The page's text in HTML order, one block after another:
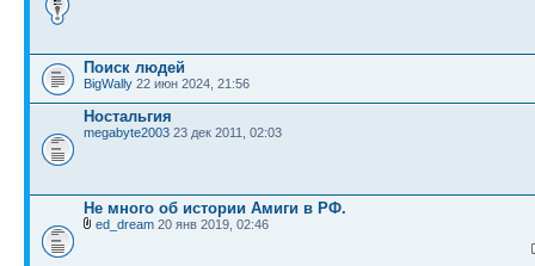
Поиск людей
BigWally 22 июн 2024, 21:56
Ностальгия
megabyte2003 23 дек 2011, 02:03
Не много об истории Амиги в РФ.
ed_dream 20 янв 2019, 02:46